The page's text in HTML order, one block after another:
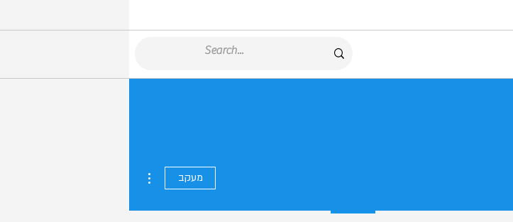
מעקב